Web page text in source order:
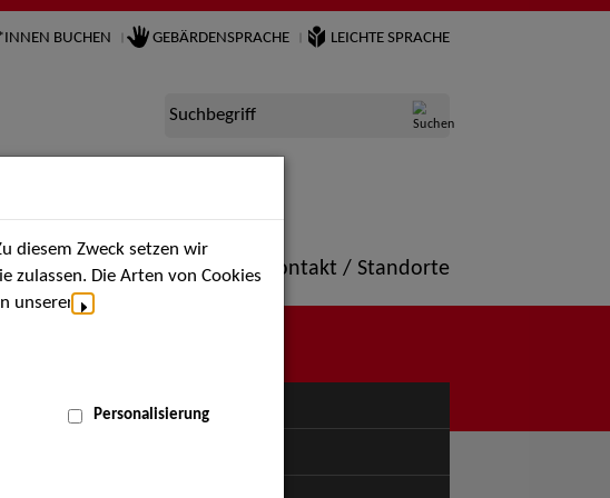
BUCHEN GEBÄRDENSPRACHE LEICHTE SPRACHE
Suchbegriff
Termine Portfolio Kontakt / Standorte
MENÜ
diesem Zweck setzen wir
zulassen. Die Arten von Cookies
unserer
Personalisierung